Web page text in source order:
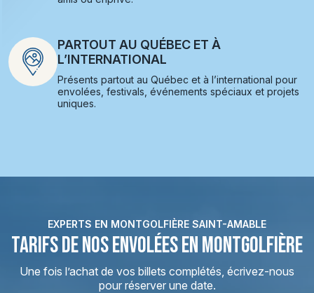
PARTOUT AU QUÉBEC ET À
L’INTERNATIONAL
Présents partout au Québec et à l’international pour
envolées, festivals, événements spéciaux et projets
uniques.
EXPERTS EN MONTGOLFIÈRE SAINT-AMABLE
TARIFS DE NOS ENVOLÉES EN MONTGOLFIÈRE
Une fois l’achat de vos billets complétés, écrivez-nous
pour réserver une date.